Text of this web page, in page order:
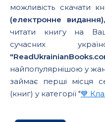
можливість скачати
(електронне
читати книгу на
сучасних
найпопулярнішою у
займає перші місця
(книг) у категорії "💙